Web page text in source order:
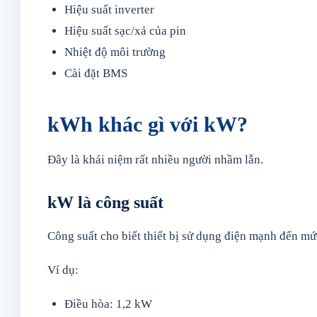
Hiệu suất inverter
Hiệu suất sạc/xả của pin
Nhiệt độ môi trường
Cài đặt BMS
kWh khác gì với kW?
Đây là khái niệm rất nhiều người nhầm lẫn.
kW là công suất
Công suất cho biết thiết bị sử dụng điện mạnh đến
Ví dụ:
Điều hòa: 1,2 kW